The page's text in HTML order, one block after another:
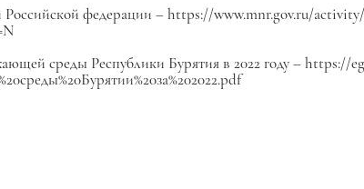
федерации – https://www.mnr.gov.ru/
среды Республики Бурятия в 2022 году –